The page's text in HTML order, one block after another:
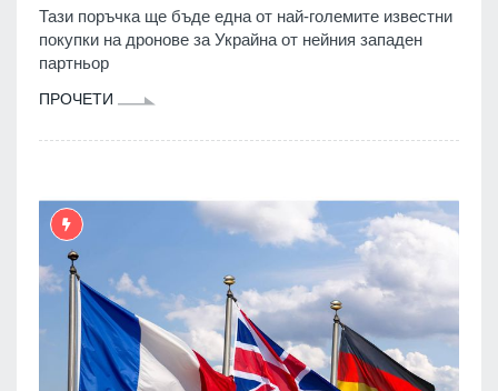
Тази поръчка ще бъде една от най-големите известни
покупки на дронове за Украйна от нейния западен
партньор
ПРОЧЕТИ